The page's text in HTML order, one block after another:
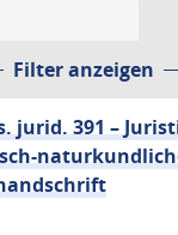
Filter anzeigen
jurid. 391 –